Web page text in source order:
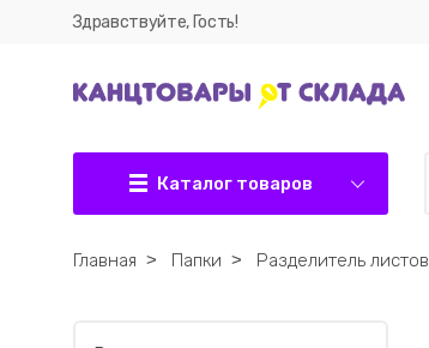
Здравствуйте, Гость!
Каталог товаров
Главная ˃ Папки ˃ Разделитель листов